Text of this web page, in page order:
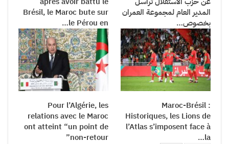
المدير العام لمجموعة العمران
بخصوص…
Brésil, le Maroc bute sur
le Pérou en…
Maroc-Brésil :
Historiques, les Lions de
l’Atlas s’imposent face à
la…
Pour l’Algérie, les
relations avec le Maroc
ont atteint “un point de
non-retour”